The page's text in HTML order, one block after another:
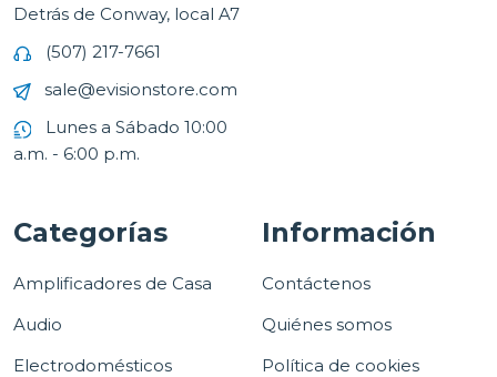
Detrás de Conway, local A7
(507) 217-7661
sale@evisionstore.com
Lunes a Sábado 10:00
a.m. - 6:00 p.m.
Categorías
Amplificadores de Casa
Audio
Electrodomésticos
Información
Contáctenos
Quiénes somos
Política de cookies